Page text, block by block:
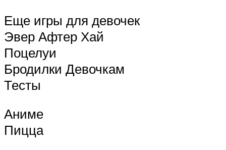
Еще игры для девочек
Эвер Афтер Хай
Поцелуи
Бродилки Девочкам
Тесты
Аниме
Пицца